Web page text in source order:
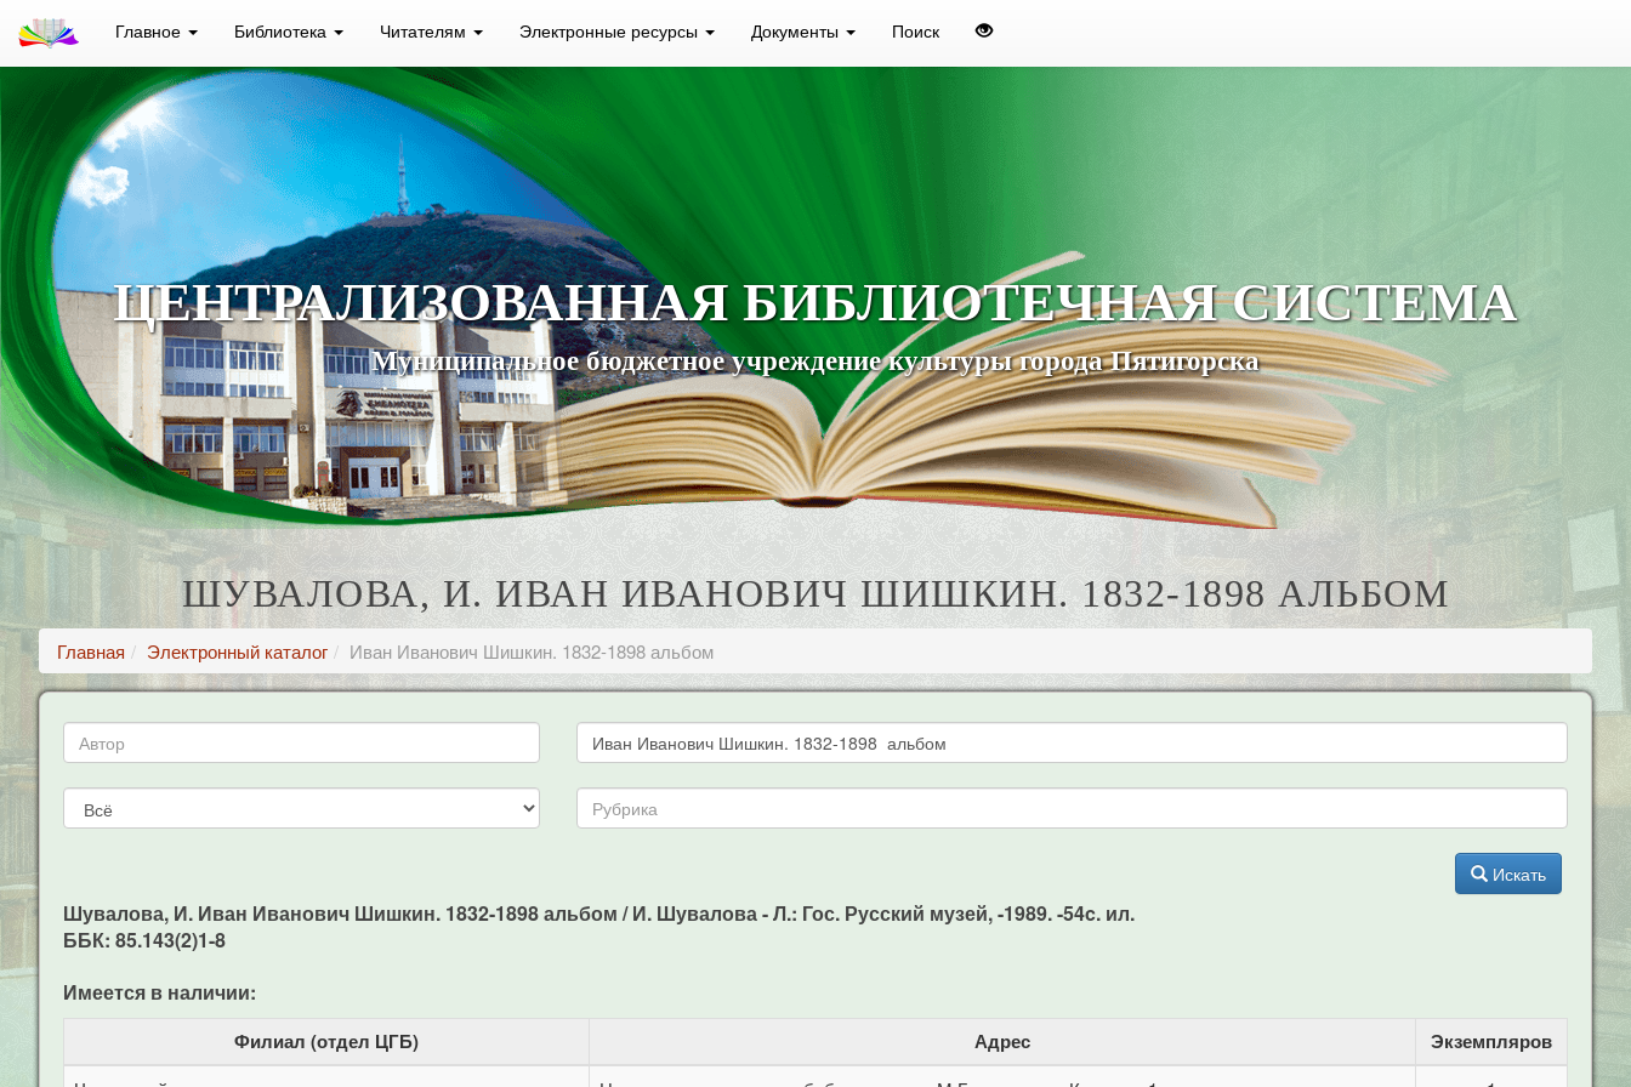
Главное Библиотека Читателям Электронные ресурсы Документы Поиск
ЦЕНТРАЛИЗОВАННАЯ БИБЛИОТЕЧНАЯ СИСТЕМА
Муниципальное бюджетное учреждение культуры города Пятигорска
ШУВАЛОВА, И. ИВАН ИВАНОВИЧ ШИШКИН. 1832-1898 АЛЬБОМ
Главная Электронный каталог Иван Иванович Шишкин. 1832-1898 альбом
Искать
Шувалова, И. Иван Иванович Шишкин. 1832-1898 альбом / И. Шувалова - Л.: Гос. Русский музей, -1989. -54c. ил.
ББК: 85.143(2)1-8
Имеется в наличии:
Филиал (отдел ЦГБ) Адрес Экземпляров